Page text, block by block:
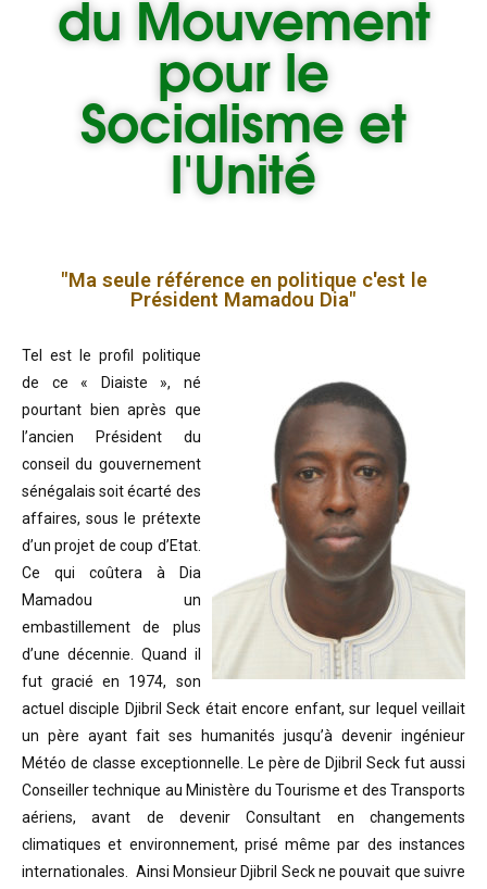
du Mouvement
pour le
Socialisme et
l'Unité
"Ma seule référence en politique c'est le
Président Mamadou Dia"
Tel est le profil politique
de ce « Diaiste », né
pourtant bien après que
l’ancien Président du
conseil du gouvernement
sénégalais soit écarté des
affaires, sous le prétexte
d’un projet de coup d’Etat.
Ce qui coûtera à Dia
Mamadou un
embastillement de plus
d’une décennie. Quand il
fut gracié en 1974, son
actuel disciple Djibril Seck était encore enfant, sur lequel veillait
un père ayant fait ses humanités jusqu’à devenir ingénieur
Météo de classe exceptionnelle. Le père de Djibril Seck fut aussi
Conseiller technique au Ministère du Tourisme et des Transports
aériens, avant de devenir Consultant en changements
climatiques et environnement, prisé même par des instances
internationales. Ainsi Monsieur Djibril Seck ne pouvait que suivre